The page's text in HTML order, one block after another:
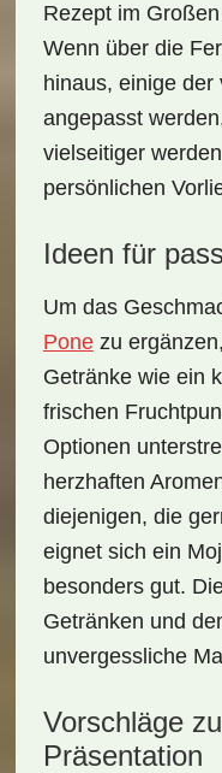
Rezept im
Wenn über die
hinaus, einige der
angepasst
vielseitiger
persönlichen
Ideen für
Um das
Ponezu
Getränke wie ein
frischen
Optionen
herzhaften
diejenigen, die
eignet sich ein
besonders gut.
Getränken und
unvergessliche
Vorschläge
Präsentation